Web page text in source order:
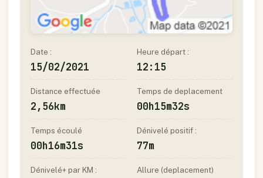
Date :
15/02/2021
Heure départ :
12:15
Distance effectuée
2,56km
Temps de deplacement
00h15m32s
Temps écoulé
00h16m31s
Dénivelé positif :
77m
Dénivelé+ par KM : Allure (deplacement)